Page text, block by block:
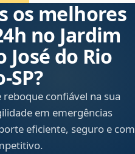
os melhores
no Jardim
José do Rio
confiável na sua
em emergências
eficiente, seguro e com